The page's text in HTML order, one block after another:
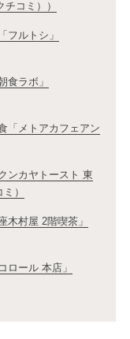
コミ））
フルトシ」
食ラボ」
「メトアカフェアン
ンカヤトースト 東
）
木村屋 2階喫茶」
ロール 本店」